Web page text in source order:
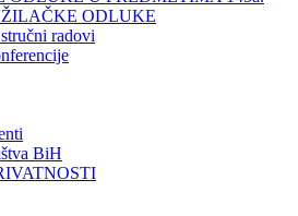
ODLUKE
radovi
BiH